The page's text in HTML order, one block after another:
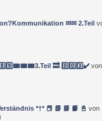
✉✉ 2.Teil
🔜 0️⃣0️⃣3️⃣✔️
*†* 📕 📗 📘 📙 📓von